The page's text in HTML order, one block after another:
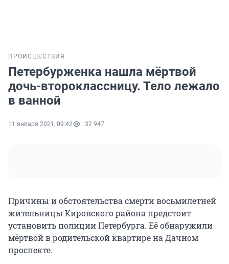
ПРОИСШЕСТВИЯ
Петербурженка нашла мёртвой
дочь-второклассницу. Тело лежало
в ванной
11 января 2021, 09:42 32 947
Причины и обстоятельства смерти восьмилетней
жительницы Кировского района предстоит
установить полиции Петербурга. Её обнаружили
мёртвой в родительской квартире на Дачном
проспекте.